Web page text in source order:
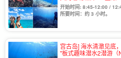
（No.976）
开始时间: 8:45-12:00 /
所要时间：约 3 小时。
宫古岛] 海水清澈见底
"板式趣味潜水2潜游（